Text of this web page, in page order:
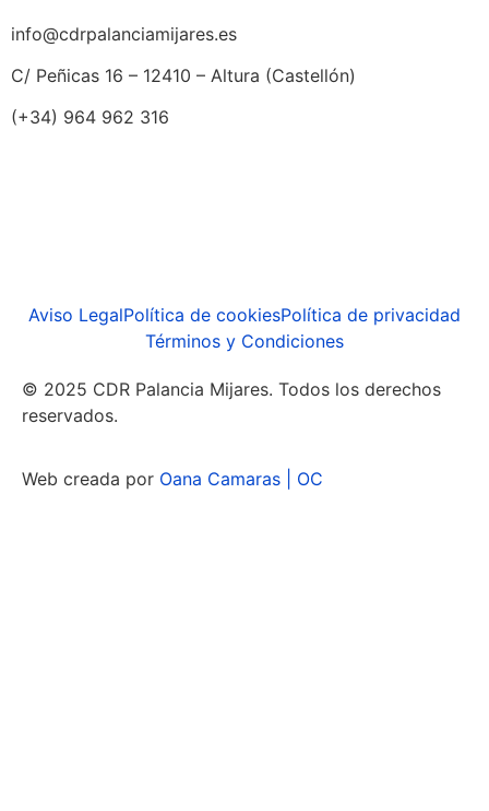
info@cdrpalanciamijares.es
C/ Peñicas 16 – 12410 – Altura (Castellón)
(+34) 964 962 316
© 2025 CDR Palancia Mijares. Todos los derechos
reservados.
Aviso LegalPolítica de cookiesPolítica de privacidad
Términos y Condiciones
Web creada por Oana Camaras | OC